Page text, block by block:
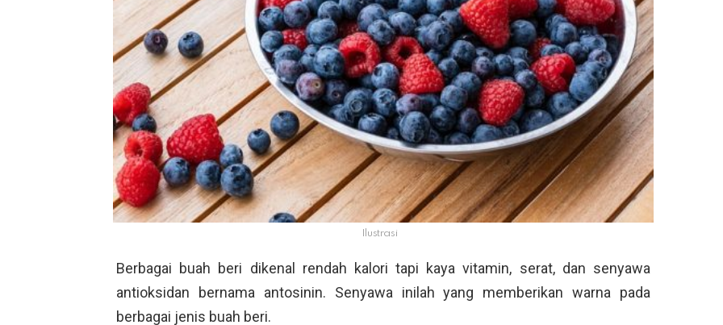
Ilustrasi
Berbagai buah beri dikenal rendah kalori tapi kaya vitamin, serat, dan senyawa
antioksidan bernama antosinin. Senyawa inilah yang memberikan warna pada
berbagai jenis buah beri.